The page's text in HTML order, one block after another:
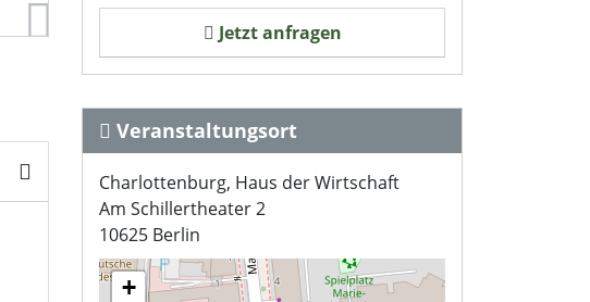
Jetzt anfragen
Veranstaltungsort
Charlottenburg, Haus der Wirtschaft
Am Schillertheater 2
10625 Berlin
+